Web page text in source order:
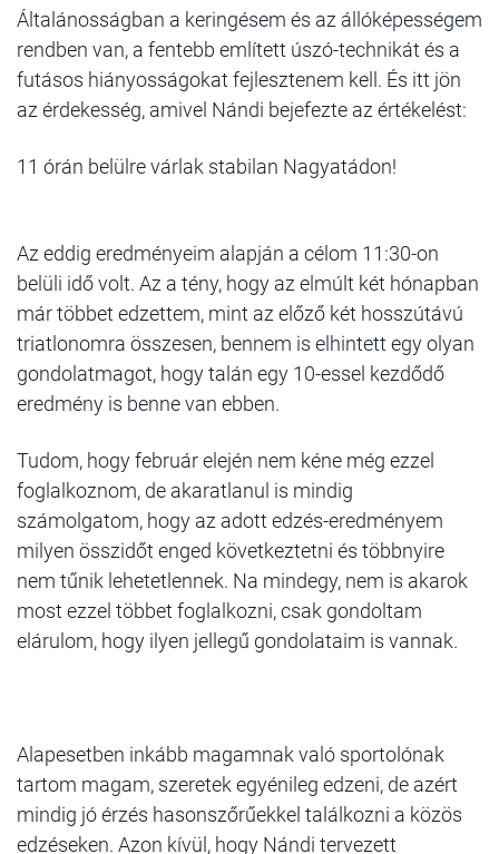
Általánosságban a keringésem és az állóképességem
rendben van, a fentebb említett úszó-technikát és a
futásos hiányosságokat fejlesztenem kell. És itt jön
az érdekesség, amivel Nándi bejefezte az értékelést:
11 órán belülre várlak stabilan Nagyatádon!
Az eddig eredményeim alapján a célom 11:30-on
belüli idő volt. Az a tény, hogy az elmúlt két hónapban
már többet edzettem, mint az előző két hosszútávú
triatlonomra összesen, bennem is elhintett egy olyan
gondolatmagot, hogy talán egy 10-essel kezdődő
eredmény is benne van ebben.
Tudom, hogy február elején nem kéne még ezzel
foglalkoznom, de akaratlanul is mindig
számolgatom, hogy az adott edzés-eredményem
milyen összidőt enged következtetni és többnyire
nem tűnik lehetetlennek. Na mindegy, nem is akarok
most ezzel többet foglalkozni, csak gondoltam
elárulom, hogy ilyen jellegű gondolataim is vannak.
Alapesetben inkább magamnak való sportolónak
tartom magam, szeretek egyénileg edzeni, de azért
mindig jó érzés hasonszőrűekkel találkozni a közös
edzéseken. Azon kívül, hogy Nándi tervezett